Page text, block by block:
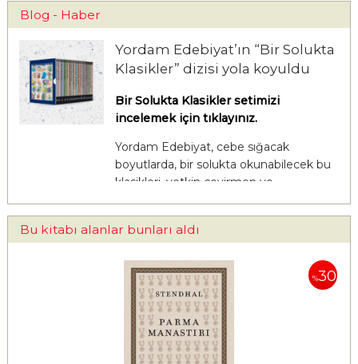
Blog - Haber
Yordam Edebiyat’ın “Bir Solukta
Klasikler” dizisi yola koyuldu
Bir Solukta Klasikler setimizi
incelemek için tıklayınız.
Yordam Edebiyat, cebe sığacak
boyutlarda, bir solukta okunabilecek bu
klasikleri, yetkin çevirmen ve
Birsel, Hasan Âli Ediz, Mete Ergin, Nuri
Yıldırım, Hamdi Varoğlu ve Ayşe
Bu kitabı alanlar bunları aldı
%30